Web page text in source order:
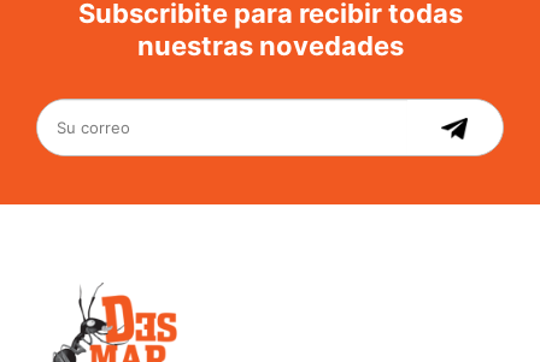
Subscribite para recibir todas
nuestras novedades